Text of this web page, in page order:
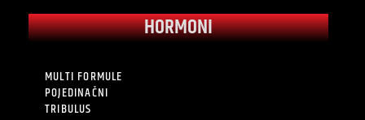
HORMONI
MULTI FORMULE
POJEDINAČNI
TRIBULUS